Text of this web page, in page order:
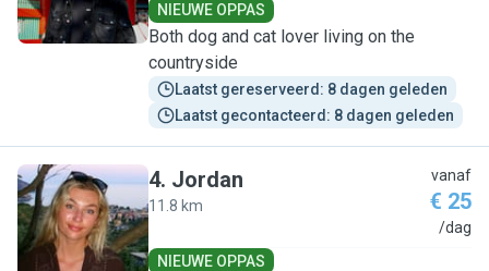
NIEUWE OPPAS
Both dog and cat lover living on the
countryside
Laatst gereserveerd: 8 dagen geleden
Laatst gecontacteerd: 8 dagen geleden
J
4. Jordan
11.8 km
vanaf
€ 25
/dag
NIEUWE OPPAS